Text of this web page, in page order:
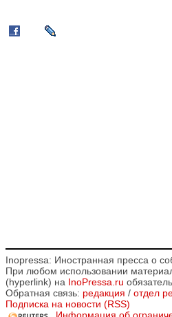
Inopressa: Иностранная пресса о
При любом использовании
(hyperlink) на InoPressa.ru
Обратная связь: редакция / отдел
Подписка на новости (RSS)